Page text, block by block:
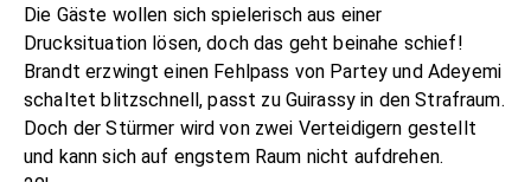
Die Gäste wollen sich spielerisch aus einer
Drucksituation lösen, doch das geht beinahe schief!
Brandt erzwingt einen Fehlpass von Partey und Adeyemi
schaltet blitzschnell, passt zu Guirassy in den Strafraum.
Doch der Stürmer wird von zwei Verteidigern gestellt
und kann sich auf engstem Raum nicht aufdrehen.